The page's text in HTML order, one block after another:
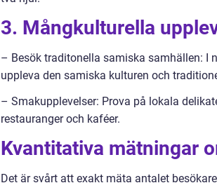
3. Mångkulturella
– Besök traditonella samiska samhällen: I
uppleva den samiska kulturen och
– Smakupplevelser: Prova på lokala
restauranger och kaféer.
Kvantitativa mätningar
Det är svårt att exakt mäta antalet